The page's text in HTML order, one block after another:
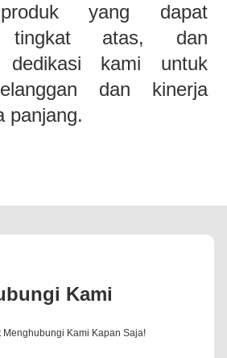
yang dapat
tingkat atas, dan
dedikasi kami untuk
dan kinerja
panjang.
Kami
Menghubungi Kami Kapan Saja!